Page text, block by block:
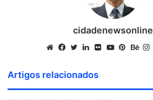
cidadenewsonline
e
a
w
i
Artigos relacionados